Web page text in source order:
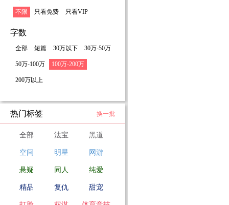
不限 只看免费 只看VIP
字数
全部 短篇 30万以下 30万-50万
50万-100万 100万-200万
200万以上
热门标签 换一批
全部 法宝 黑道
空间 明星 网游
悬疑 同人 纯爱
精品 复仇 甜宠